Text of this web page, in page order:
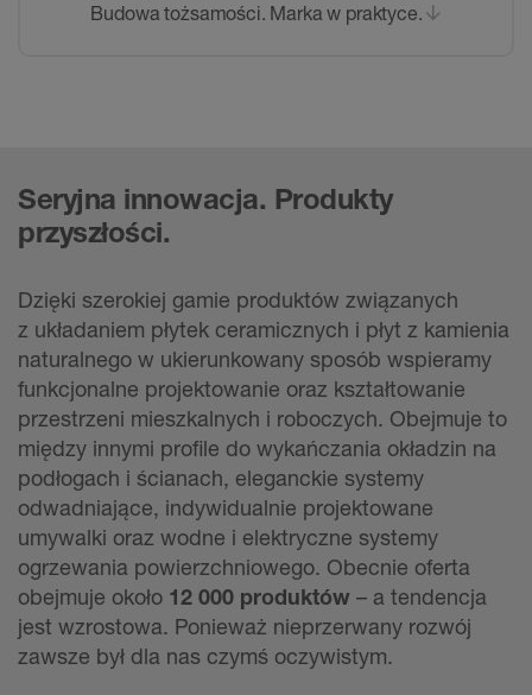
Budowa tożsamości. Marka w praktyce.
Seryjna innowacja. Produkty
przyszłości.
Dzięki szerokiej gamie produktów związanych
z układaniem płytek ceramicznych i płyt z kamienia
naturalnego w ukierunkowany sposób wspieramy
funkcjonalne projektowanie oraz kształtowanie
przestrzeni mieszkalnych i roboczych. Obejmuje to
między innymi profile do wykańczania okładzin na
podłogach i ścianach, eleganckie systemy
odwadniające, indywidualnie projektowane
umywalki oraz wodne i elektryczne systemy
ogrzewania powierzchniowego. Obecnie oferta
obejmuje około 12 000 produktów – a tendencja
jest wzrostowa. Ponieważ nieprzerwany rozwój
zawsze był dla nas czymś oczywistym.